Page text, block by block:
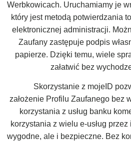
Werbkowicach. Uruchamiamy je
który jest metodą potwierdzania
elektronicznej administracji.
Zaufanyzastępuje podpis
papierze. Dzięki temu, wiele
załatwić bez
Skorzystanie z mojeID
założenie Profilu Zaufanego bez
korzystania z usług banku
korzystania z wielu e-usług
wygodne, ale i bezpieczne. Bez